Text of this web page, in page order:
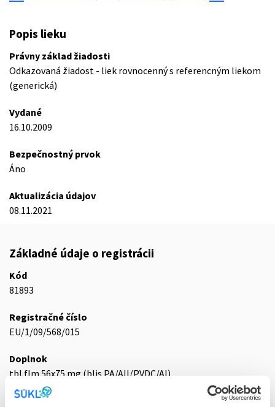
Popis lieku
Právny základ žiadosti
Odkazovaná žiadost - liek rovnocenný s referencným liekom
(generická)
Vydané
16.10.2009
Bezpečnostný prvok
Áno
Aktualizácia údajov
08.11.2021
Základné údaje o registrácii
Kód
81893
Registračné číslo
EU/1/09/568/015
Doplnok
tbl flm 56x75 mg (blis.PA/All/PVDC/Al)
Stav